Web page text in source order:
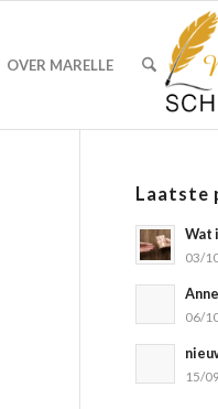
OVER MARELLE
Laatste
Wat
03/
06/
15/